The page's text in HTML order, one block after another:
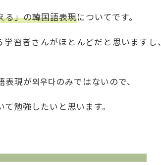
る」の韓国語表現についてです。
習者さんがほとんどだと思いますし、
現が외우다のみではないので、
勉強したいと思います。